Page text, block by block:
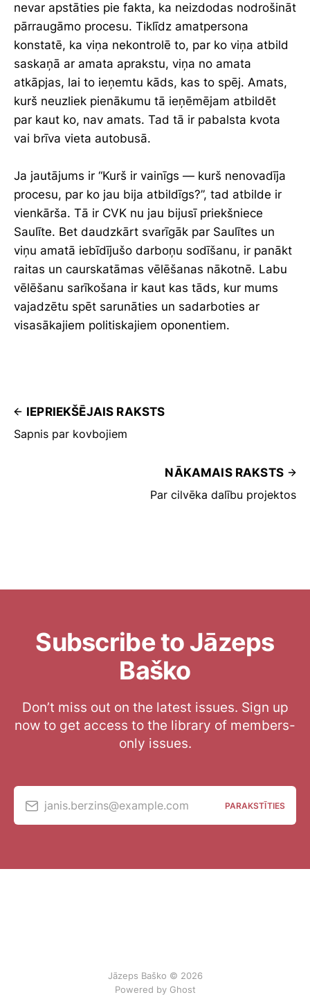
nevar apstāties pie fakta, ka neizdodas nodrošināt
pārraugāmo procesu. Tiklīdz amatpersona
konstatē, ka viņa nekontrolē to, par ko viņa atbild
saskaņā ar amata aprakstu, viņa no amata
atkāpjas, lai to ieņemtu kāds, kas to spēj. Amats,
kurš neuzliek pienākumu tā ieņēmējam atbildēt
par kaut ko, nav amats. Tad tā ir pabalsta kvota
vai brīva vieta autobusā.
Ja jautājums ir “Kurš ir vainīgs — kurš nenovadīja
procesu, par ko jau bija atbildīgs?”, tad atbilde ir
vienkārša. Tā ir CVK nu jau bijusī priekšniece
Saulīte. Bet daudzkārt svarīgāk par Saulītes un
viņu amatā iebīdījušo darboņu sodīšanu, ir panākt
raitas un caurskatāmas vēlēšanas nākotnē. Labu
vēlēšanu sarīkošana ir kaut kas tāds, kur mums
vajadzētu spēt sarunāties un sadarboties ar
visasākajiem politiskajiem oponentiem.
IEPRIEKŠĒJAIS RAKSTS
Sapnis par kovbojiem
NĀKAMAIS RAKSTS
Par cilvēka dalību projektos
Subscribe to Jāzeps
Baško
Don’t miss out on the latest issues. Sign up
now to get access to the library of members-
only issues.
janis.berzins@example.com PARAKSTĪTIES
Jāzeps Baško © 2026
Powered by Ghost